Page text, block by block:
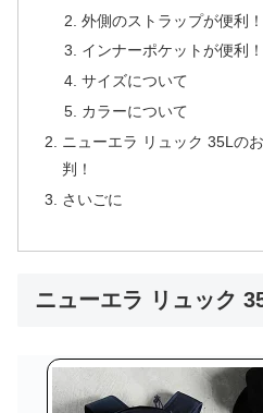
外側のストラップが便利！
インナーポケットが便利！
サイズについて
カラーについて
ニューエラ リュック 35Lの
判！
さいごに
ニューエラ リュック